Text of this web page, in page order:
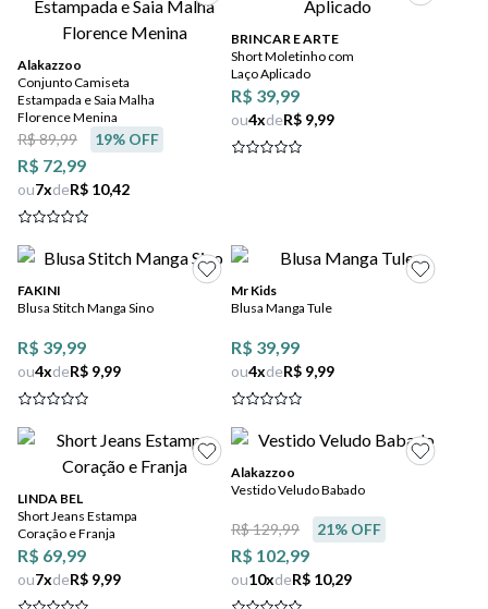
Alakazzoo
Conjunto Camiseta
Estampada e Saia Malha
Florence Menina
R$ 72,99
R$ 89,99 19% OFF
ou7xdeR$ 10,42
BRINCAR E ARTE
Short Moletinho com
Laço Aplicado
R$ 39,99
ou4xdeR$ 9,99
FAKINI
Blusa Stitch Manga Sino
R$ 39,99
ou4xdeR$ 9,99
Mr Kids
Blusa Manga Tule
R$ 39,99
ou4xdeR$ 9,99
LINDA BEL
Short Jeans Estampa
Coração e Franja
R$ 69,99
ou7xdeR$ 9,99
Alakazzoo
Vestido Veludo Babado
R$ 102,99
R$ 129,99 21% OFF
ou10xdeR$ 10,29